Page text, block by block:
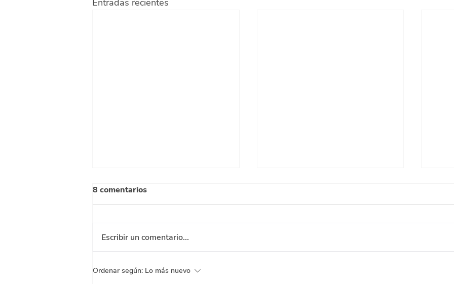
Entradas recientes
¿Quién cobra y quién se
8 comentarios
Escribir un comentario...
Ordenar según: Lo más nuevo